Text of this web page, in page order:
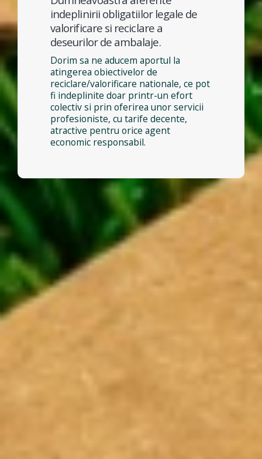
indeplinirii obligatiilor legale de
valorificare si reciclare a
deseurilor de ambalaje.
Dorim sa ne aducem aportul la
atingerea obiectivelor de
reciclare/valorificare nationale, ce pot
fi indeplinite doar printr-un efort
colectiv si prin oferirea unor servicii
profesioniste, cu tarife decente,
atractive pentru orice agent
economic responsabil.